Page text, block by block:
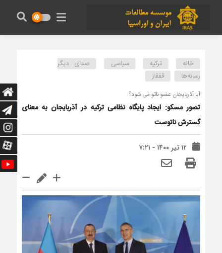
خانه ترکیه سیاسی
صدای دیگر
رسانه‌ها
قفقاز
آیا آذربایجان عضو ناتو می شود؟
تصور مسکو: ایجاد پایگاه نظامی ترکیه در آذربایجان به معنای
گسترش ناتوست
۱۲ تیر ۱۴۰۰ - ۷:۲۱